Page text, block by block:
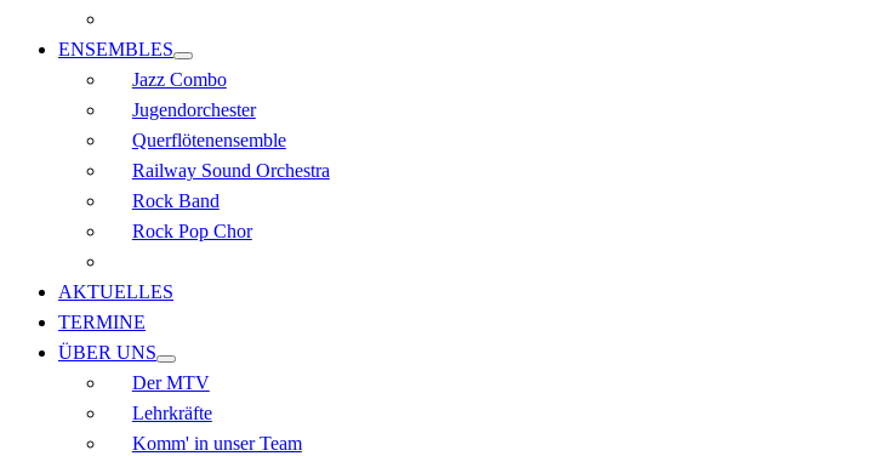
ENSEMBLES
Jazz Combo
Jugendorchester
Querflöten­ensemble
Railway Sound Orchestra
Rock Band
Rock Pop Chor
AKTUELLES
TERMINE
ÜBER UNS
Der MTV
Lehrkräfte
Komm' in unser Team